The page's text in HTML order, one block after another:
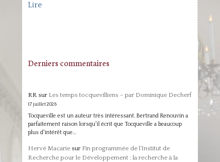
Lire
Derniers commentaires
RRsur Les temps tocquevilliens – par Dominique Decherf
17 juillet 2026
Tocqueville est un auteur très intéressant. Bertrand Renouvin a
parfaitement raison lorsqu'il écrit que Tocqueville a beaucoup
plus d'intérêt que…
Hervé Macariesur Fin programmée de l’Institut de
Recherche pour le Développement : la recherche à la